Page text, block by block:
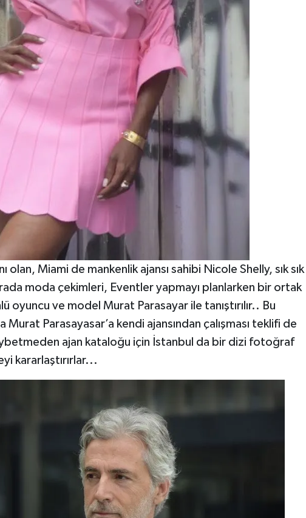
olan, Miami de mankenlik ajansı sahibi Nicole Shelly, sık sık
moda çekimleri, Eventler yapmayı planlarken bir ortak
oyuncu ve model Murat Parasayar ile tanıştırılır.. Bu
Murat Parasayasar’a kendi ajansından çalışması teklifi de
ajan kataloğu için İstanbul da bir dizi fotoğraf
kararlaştırırlar...